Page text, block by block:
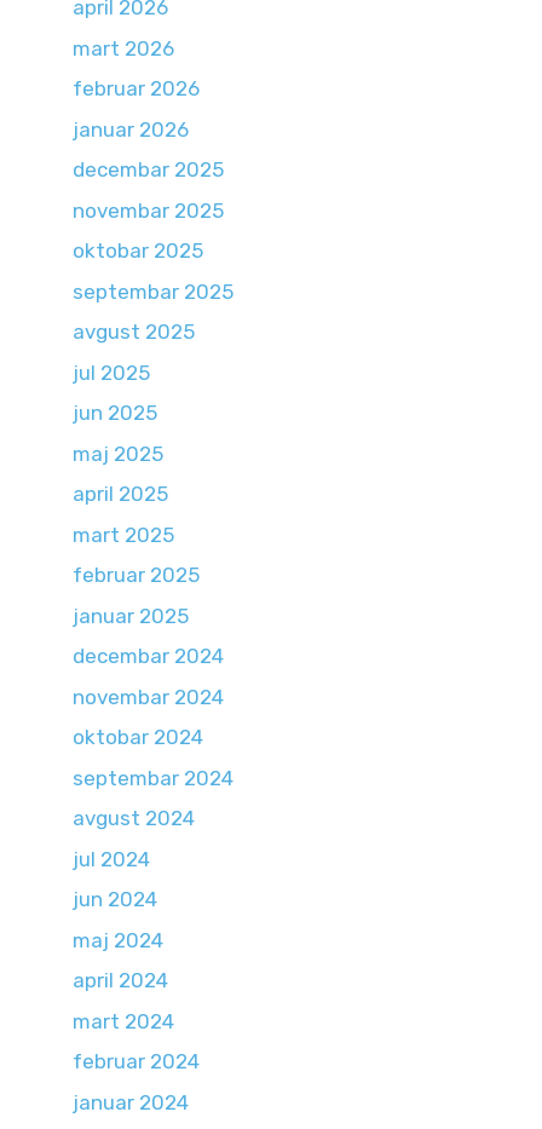
april 2026
mart 2026
februar 2026
januar 2026
decembar 2025
novembar 2025
oktobar 2025
septembar 2025
avgust 2025
jul 2025
jun 2025
maj 2025
april 2025
mart 2025
februar 2025
januar 2025
decembar 2024
novembar 2024
oktobar 2024
septembar 2024
avgust 2024
jul 2024
jun 2024
maj 2024
april 2024
mart 2024
februar 2024
januar 2024